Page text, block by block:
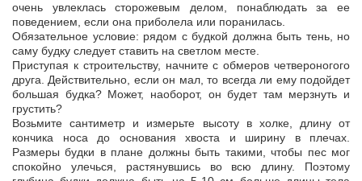
очень увлеклась сторожевым делом, понаблюдать за ее
поведением, если она приболела или поранилась.
Обязательное условие: рядом с будкой должна быть тень, но
саму будку следует ставить на светлом месте.
Приступая к строительству, начните с обмеров четвероногого
друга. Действительно, если он мал, то всегда ли ему подойдет
большая будка? Может, наоборот, он будет там мерзнуть и
грустить?
Возьмите сантиметр и измерьте высоту в холке, длину от
кончика носа до основания хвоста и ширину в плечах.
Размеры будки в плане должны быть такими, чтобы пес мог
спокойно улечься, растянувшись во всю длину. Поэтому